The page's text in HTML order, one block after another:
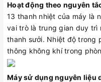
Hoạt động theo nguyên
13 thanh nhiệt của máy là
vai trò là trung gian duy trì
thanh sưởi. Nhiệt độ trong
thông không khí trong
Máy sử dụng nguyên liệu